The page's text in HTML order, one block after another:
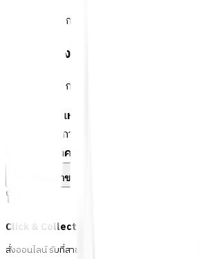
สินค้าเป็นเหล็ก ควรทาสีกันสนิมก่อนติดตั้งใช้
ข้อควรระวังในการใช้งาน
สินค้าเป็นเหล็ก ควรทาสีกันสนิมก่อนติดตั้งใช้
ลายประกอบเหล็กดัด - โดนัท ขนาด 1/
พร้อมดำเนินการเมื่อเลือกสาขาและจำนวนสิน
ตรวจสอบราคา
เปลี่ยนสาขา
Click & Collect
สั่งออนไลน์ รับที่สาขา